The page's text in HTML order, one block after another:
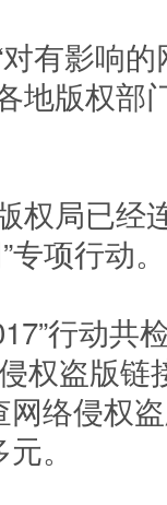
影响的
地版权部
局已经
项行动。
行动共
权盗版
络侵权
。